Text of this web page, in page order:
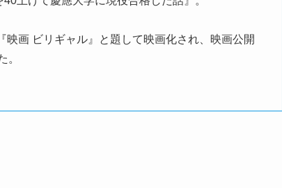
映画 ビリギャル』と題して映画化され、映画公開
。